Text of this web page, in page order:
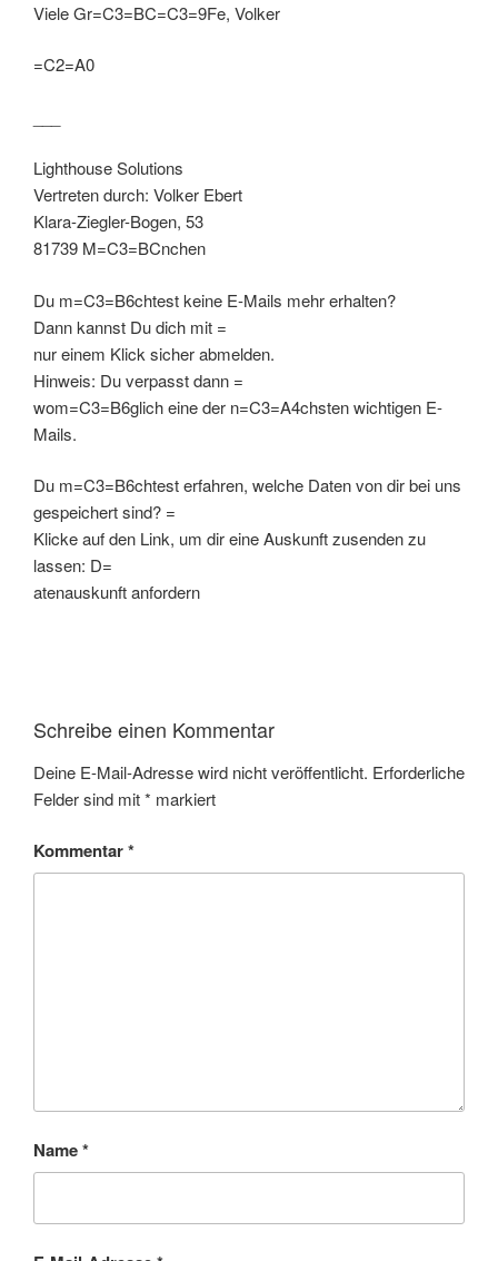
Viele Gr=C3=BC=C3=9Fe, Volker
=C2=A0
Lighthouse Solutions
Vertreten durch: Volker Ebert
Klara-Ziegler-Bogen, 53
81739 M=C3=BCnchen
Du m=C3=B6chtest keine E-Mails mehr erhalten?
Dann kannst Du dich mit =
nur einem Klick sicher abmelden.
Hinweis: Du verpasst dann =
wom=C3=B6glich eine der n=C3=A4chsten wichtigen E-
Mails.
Du m=C3=B6chtest erfahren, welche Daten von dir bei uns
gespeichert sind? =
Klicke auf den Link, um dir eine Auskunft zusenden zu
lassen: D=
atenauskunft anfordern
Schreibe einen Kommentar
Deine E-Mail-Adresse wird nicht veröffentlicht. Erforderliche
Felder sind mit* markiert
Kommentar*
Name*